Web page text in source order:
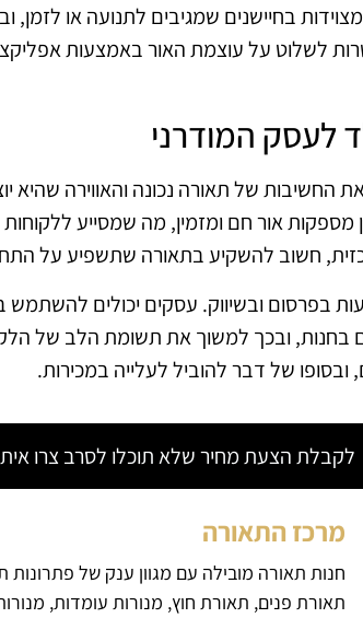
בחיישנים שמגיבים לתנועה או לזמן,
לשלוט על עוצמת האור באמצעות
לעסק המודרני
החשיבות של תאורה נכונה והאווירה שהיא
מספקות אור חם ומזמין, מה שמסייע
חשוב להשקיע בתאורה שתשפיע על
בפרסום ובשיווק. עסקים יכולים להשתמש
בחנות, ובכך למשוך את תשומת הלב של
של דבר להוביל לעלייה במכירות.
לקבלת הצעת מחיר שלא תוכלו לסרב צרו
מרכז התאורה
חנות תאורה מובילה עם מגוון ענק של פתרונות
תאורת פנים, תאורת חוץ, מנורות עומדות,